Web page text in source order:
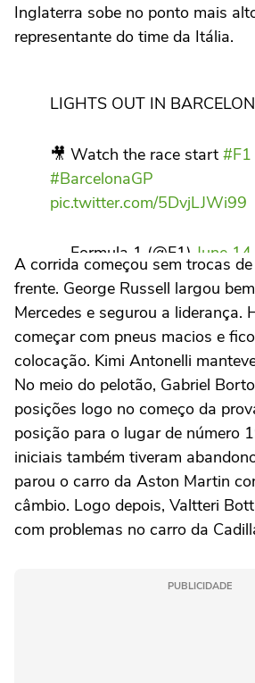
Inglaterra sobe no ponto mais
representante do time da Itália.
LIGHTS OUT IN
🎥 Watch the race start #F1
#BarcelonaGP
pic.twitter.com/5DvjLJWi99
— Formula 1 (@F1) June
A corrida começou sem trocas
frente. George Russell largou
Mercedes e segurou a liderança.
começar com pneus macios e
colocação. Kimi Antonelli
No meio do pelotão, Gabriel
posições logo no começo da
posição para o lugar de número
iniciais também tiveram
parou o carro da Aston Martin
câmbio. Logo depois, Valtteri
com problemas no carro da
PUBLICIDADE